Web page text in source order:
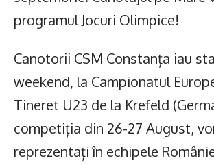
programul Jocuri Olimpice!
Canotorii CSM Constanța iau
weekend, la Campionatul
Tineret U23 de la Krefeld
competiția din 26-27 August,
reprezentați în echipele